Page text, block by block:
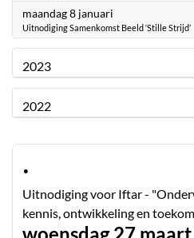
maandag 8 januari
Uitnodiging Samenkomst Beeld ‘Stille Strijd’
2023
2022
·
Uitnodiging voor Iftar -
kennis, ontwikkeling en